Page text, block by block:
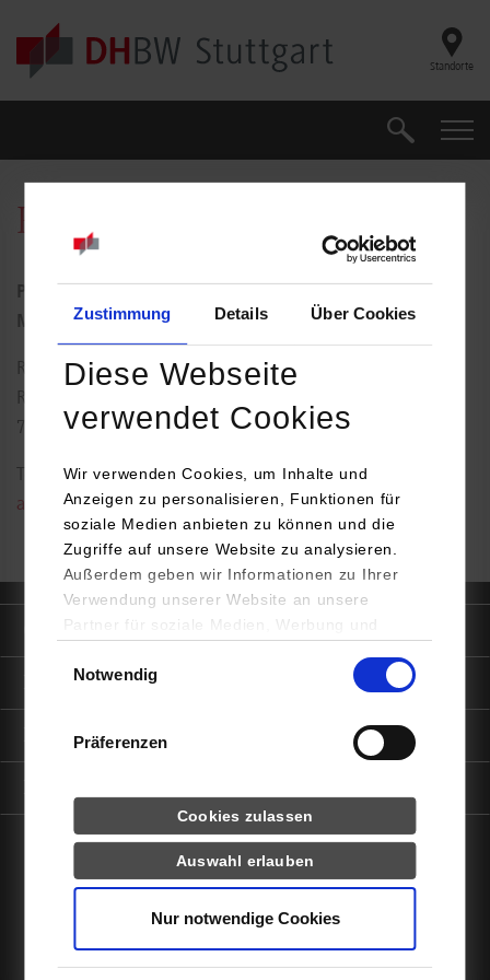
Zustimmung Details Über Cookies
Diese Webseite
verwendet Cookies
Wir verwenden Cookies, um Inhalte und
Anzeigen zu personalisieren, Funktionen für
soziale Medien anbieten zu können und die
Zugriffe auf unsere Website zu analysieren.
Außerdem geben wir Informationen zu Ihrer
Verwendung unserer Website an unsere
Partner für soziale Medien, Werbung und
YouTube, Google Maps) führen diese
Daten zusammen, die Sie ihnen bereitgestellt
haben oder die sie im Rahmen Ihrer Nutzung
Notwendig
Präferenzen
Cookies zulassen
Auswahl erlauben
Nur notwendige Cookies
Skip to main content
Standorte
Suche
Prof. Dr. Arthur Vetter
Professor für digitale Transformation und IT-
Management
Rotebühlplatz 41
Raum: 4.03
70178 Stuttgart
0711/1849-4528
arthur.vetter@dhbw-stuttgart.de
Informationen für
Portale
facebookinstagramlinkedinyoutube
Impressum Datenschutz Barrierefreiheit